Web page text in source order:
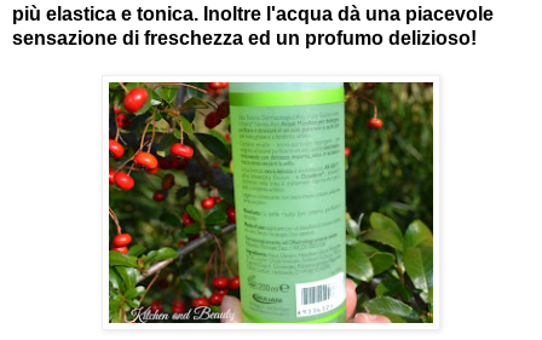
più elastica e tonica. Inoltre l'acqua dà una piacevole
sensazione di freschezza ed un profumo delizioso!